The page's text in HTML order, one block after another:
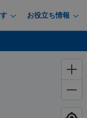
お役立ち情報